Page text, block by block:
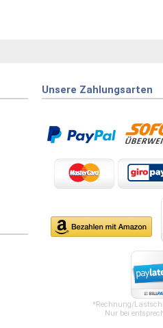
Unsere Zahlungsarten
*Rechnung/
Nur bei